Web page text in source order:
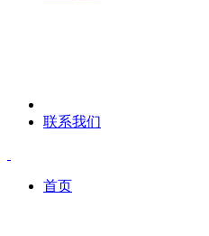
联系我们
首页